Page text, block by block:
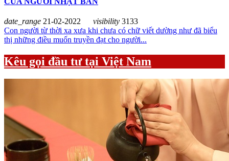
date_range 21-02-2022 visibility 3133
Con người từ thời xa xưa khi chưa có chữ viết dường như đã biểu
thị những điều muốn truyền đạt cho người...
Kêu gọi đầu tư tại Việt Nam